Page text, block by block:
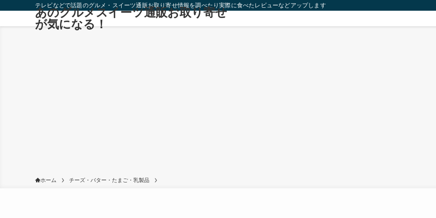
テレビなどで話題のグルメ・スイーツ通販お取り寄せ情報を調べたり実際に食べたレビューなどアップします！
あのグルメスイーツ通販お取り寄せ
が気になる！
ホーム チーズ・バター・たまご・乳製品